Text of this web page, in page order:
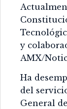
y
AMX/
Ha
del
General